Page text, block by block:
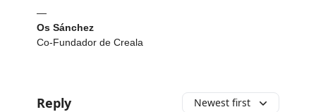
—
Os Sánchez
Co-Fundador de Creala
Reply Newest first